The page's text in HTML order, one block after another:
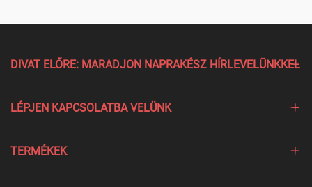
DIVAT ELŐRE: MARADJON NAPRAKÉSZ HÍRLEVELÜNKKEL
LÉPJEN KAPCSOLATBA VELÜNK
TERMÉKEK